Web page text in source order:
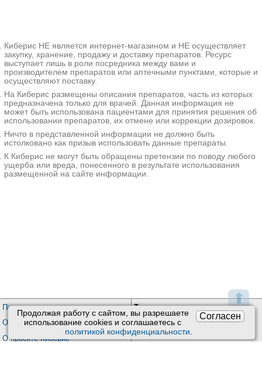
⬆
Согласен
Продолжая работу с сайтом, вы разрешаете
использование сookies и соглашаетесь с
политикой конфиденциальности.
Ещё 30 клиник
* - клиника оказывает не 100% из выбранных услуг. Подробнее
при нажатии на цену.
гломерулонефрит, почечная
недостаточность, кожные
петехиальные высыпания,
артралгии. Лабораторным
микроскопического полиангиита
служит обнаружение антител к
цитоплазме нейтрофилов. Лечение
микроскопического полиангиита
включает иммуносупрессивную
терапию глюкокортикоидами и
цитостатиками, плазмаферез; при
развитии почечной
калибра с явлениями
некротизирующего
гломерулонефрита и легочного
капиллярита. В связи с
особенностями морфологических,
Киберис НЕ является интернет-магазином и НЕ осуществляет
закупку, хранение, продажу и доставку препаратов. Ресурс
выступает лишь в роли посредника между вами и
производителем препаратов или аптечными пунктами, которые и
осуществляют поставку.
На Киберис размещены описания препаратов, часть из которых
предназначена только для врачей. Данная информация не
может быть использована пациентами для принятия решения об
использовании препаратов, их отмене или коррекции дозировок.
Ничто в представленной информации не должно быть
истолковано как призыв использовать данные препараты.
К Киберис не могут быть обращены претензии по поводу любого
ущерба или вреда, понесенного в результате использования
размещенной на сайте информации.
Пользовательское соглашение
Обработка персональных данных
О проекте Киберис
Техподдержка:
Обратная связь
Почта:kiberis@mail.ru